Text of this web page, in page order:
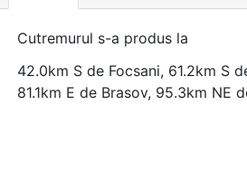
Cutremurul s-a produs la
42.0km S de Focsani, 61.2km S
81.1km E de Brasov, 95.3km NE